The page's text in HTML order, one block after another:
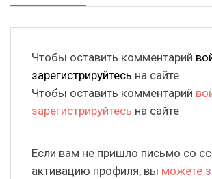
Чтобы оставить комментарий
зарегистрируйтесь на сайте
Чтобы оставить комментарий
зарегистрируйтесь на сайте
Если вам не пришло письмо со
активацию профиля, вы можете